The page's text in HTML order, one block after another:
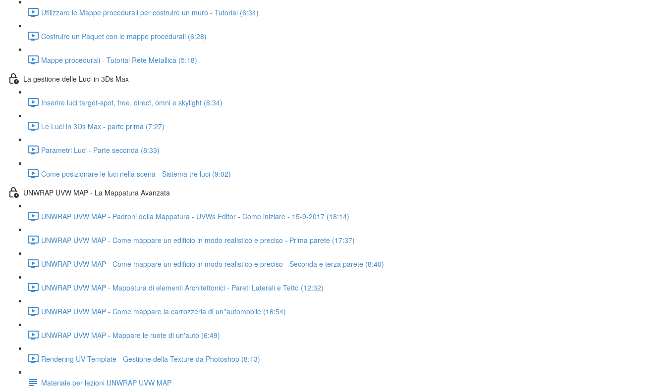
Utilizzare le Mappe procedurali per costruire un muro - Tutorial (6:34)
Costruire un Paquet con le mappe procedurali (6:28)
Mappe procedurali - Tutorial Rete Metallica (5:18)
La gestione delle Luci in 3Ds Max
Inserire luci target-spot, free, direct, omni e skylight (8:34)
Le Luci in 3Ds Max - parte prima (7:27)
Parametri Luci - Parte seconda (8:33)
Come posizionare le luci nella scena - Sistema tre luci (9:02)
UNWRAP UVW MAP - La Mappatura Avanzata
UNWRAP UVW MAP - Padroni della Mappatura - UVWs Editor - Come iniziare - 15-9-2017 (18:14)
UNWRAP UVW MAP - Come mappare un edificio in modo realistico e preciso - Prima parete (17:37)
UNWRAP UVW MAP - Come mappare un edificio in modo realistico e preciso - Seconda e terza parete (8:40)
UNWRAP UVW MAP - Mappatura di elementi Architettonici - Pareti Laterali e Tetto (12:32)
UNWRAP UVW MAP - Come mappare la carrozzeria di un''automobile (16:54)
UNWRAP UVW MAP - Mappare le ruote di un'auto (6:49)
Rendering UV Template - Gestione della Texture da Photoshop (8:13)
Materiale per lezioni UNWRAP UVW MAP